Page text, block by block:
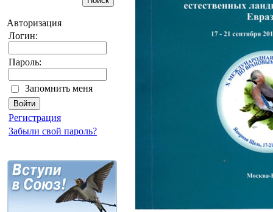
Авторизация
Логин:
Пароль:
Запомнить меня
Регистрация
Забыли свой пароль?